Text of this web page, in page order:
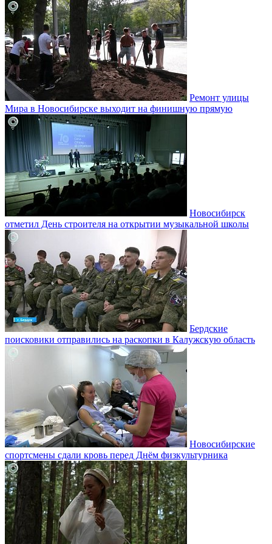
Ремонт улицы
Мира в Новосибирске выходит на финишную прямую
Новосибирск
отметил День строителя на открытии музыкальной школы
Бердские
поисковики отправились на раскопки в Калужскую область
Новосибирские
спортсмены сдали кровь перед Днём физкультурника